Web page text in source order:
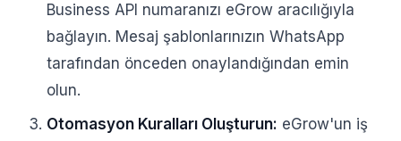
Business API numaranızı eGrow aracılığıyla
bağlayın. Mesaj şablonlarınızın WhatsApp
tarafından önceden onaylandığından emin
olun.
Otomasyon Kuralları Oluşturun: eGrow'un iş